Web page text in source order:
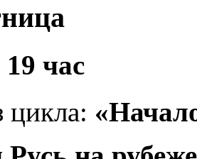
час
цикла: